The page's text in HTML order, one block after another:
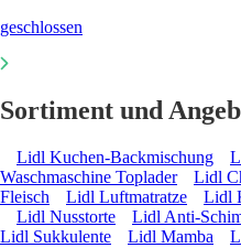
geschlossen
Sortiment und
Lidl Kuchen-Backmischung
Waschmaschine Toplader
Lidl
Fleisch
Lidl Luftmatratze Lidl
Lidl Nusstorte
Lidl Anti-
Lidl Sukkulente
Lidl Mamba